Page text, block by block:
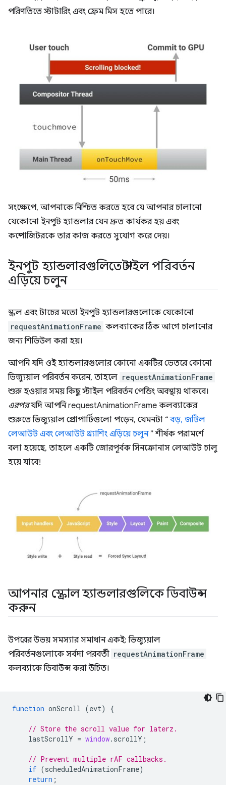
পরিণতিতে স্টাটারিং এবং ফ্রেম মিস হতে পারে।
সংক্ষেপে, আপনাকে নিশ্চিত করতে হবে যে আপনার চালানো
যেকোনো ইনপুট হ্যান্ডলার যেন দ্রুত কার্যকর হয় এবং
কম্পোজিটরকে তার কাজ করতে সুযোগ করে দেয়।
ইনপুট হ্যান্ডলারগুলিতে স্টাইল পরিবর্তন
এড়িয়ে চলুন
স্ক্রল এবং টাচের মতো ইনপুট হ্যান্ডলারগুলোকে যেকোনো
requestAnimationFrame কলব্যাকের ঠিক আগে চালানোর
জন্য শিডিউল করা হয়।
আপনি যদি ওই হ্যান্ডলারগুলোর কোনো একটির ভেতরে কোনো
ভিজ্যুয়াল পরিবর্তন করেন, তাহলে requestAnimationFrame
শুরু হওয়ার সময় কিছু স্টাইল পরিবর্তন পেন্ডিং অবস্থায় থাকবে।
এরপরযদি আপনি requestAnimationFrame কলব্যাকের
শুরুতে ভিজ্যুয়াল প্রোপার্টিগুলো পড়েন, যেমনটা “বড়, জটিল
লেআউট এবং লেআউট থ্র্যাশিং এড়িয়ে চলুন” শীর্ষক পরামর্শে
বলা হয়েছে, তাহলে একটি জোরপূর্বক সিনক্রোনাস লেআউট চালু
হয়ে যাবে!
আপনার স্ক্রোল হ্যান্ডলারগুলিকে ডিবাউন্স
করুন
উপরের উভয় সমস্যার সমাধান একই: ভিজ্যুয়াল
পরিবর্তনগুলোকে সর্বদা পরবর্তী requestAnimationFrame
কলব্যাকে ডিবাউন্স করা উচিত।
function onScroll (evt) {
// Store the scroll value for laterz.
lastScrollY = window. scrollY ;
// Prevent multiple rAF callbacks.
if (scheduledAnimationFrame)
return ;